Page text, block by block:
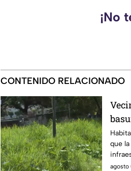
¡No
CONTENIDO RELACIONADO
que
agosto